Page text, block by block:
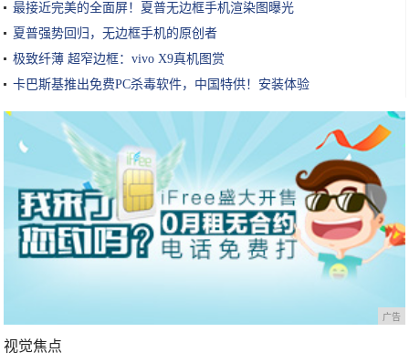
最接近完美的全面屏！夏普无边框手机渲染图曝光
夏普强势回归，无边框手机的原创者
极致纤薄 超窄边框：vivo X9真机图赏
卡巴斯基推出免费PC杀毒软件，中国特供！安装体验
广告
视觉焦点